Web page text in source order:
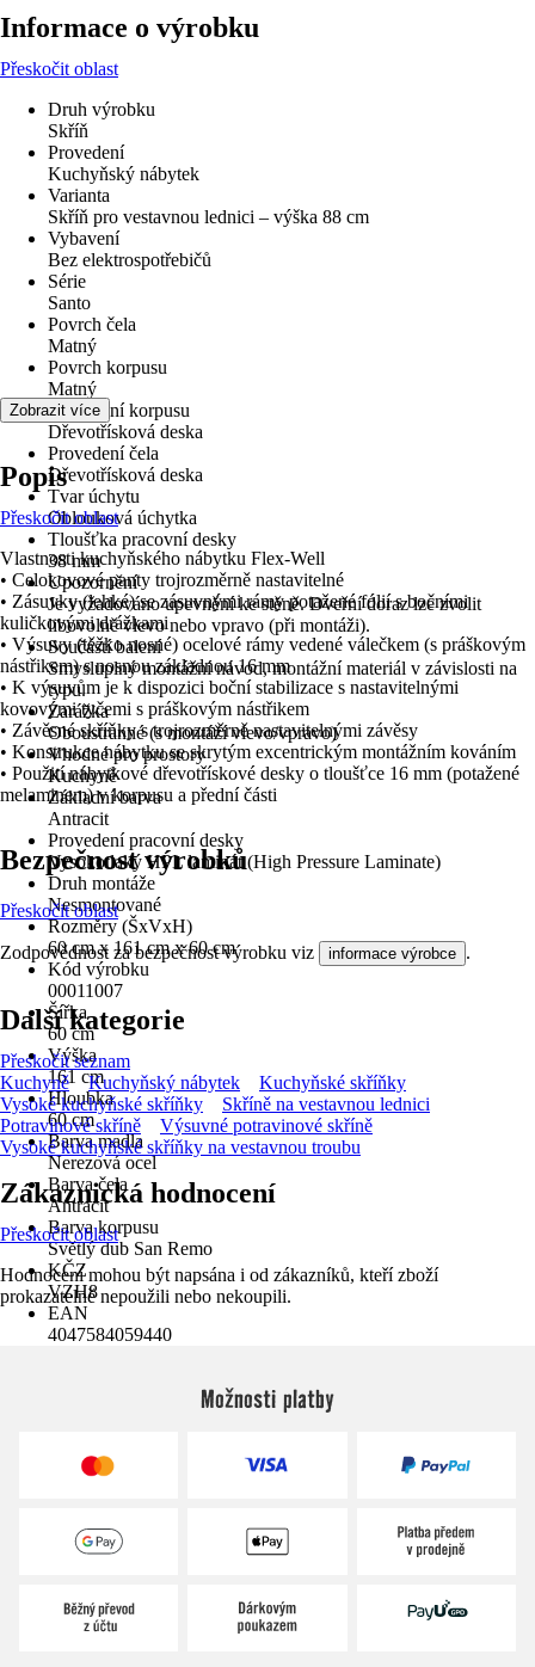
Informace o výrobku
Přeskočit oblast
Druh výrobku
Skříň
Provedení
Kuchyňský nábytek
Varianta
Skříň pro vestavnou lednici – výška 88 cm
Vybavení
Bez elektrospotřebičů
Série
Santo
Povrch čela
Matný
Povrch korpusu
Matný
Provedení korpusu
Dřevotřísková deska
Provedení čela
Dřevotřísková deska
Tvar úchytu
Oblouková úchytka
Tloušťka pracovní desky
38 mm
Upozornění
Je vyžadováno upevnění ke stěně. Dveřní doraz lze zvolit
libovolně vlevo nebo vpravo (při montáži).
Součástí balení
Smysluplný montážní návod, montážní materiál v závislosti na
typu.
Zarážka
Oboustranné (s montáží vlevo/vpravo)
Vhodné pro prostory
Kuchyně
Základní barva
Antracit
Provedení pracovní desky
Vysokotlaký HPL laminát (High Pressure Laminate)
Druh montáže
Nesmontované
Rozměry (ŠxVxH)
60 cm x 161 cm x 60 cm
Kód výrobku
00011007
Šířka
60 cm
Výška
161 cm
Hloubka
60 cm
Barva madla
Nerezová ocel
Barva čela
Antracit
Barva korpusu
Světlý dub San Remo
KČZ
VZH8
EAN
4047584059440
Zobrazit více
Popis
Přeskočit oblast
Vlastnosti kuchyňského nábytku Flex-Well
• Celokovové panty trojrozměrně nastavitelné
• Zásuvky (lehké) se zásuvnými rámy potažené fólií s bočními
kuličkovými drážkami
• Výsuvy (těžko nosné) ocelové rámy vedené válečkem (s práškovým
nástřikem) s nosnou základnou 16 mm
• K výsuvům je k dispozici boční stabilizace s nastavitelnými
kovovými tyčemi s práškovým nástřikem
• Závěsné skříňky s trojrozměrně nastavitelnými závěsy
• Konstrukce nábytku se skrytým excentrickým montážním kováním
• Použití nábytkové dřevotřískové desky o tloušťce 16 mm (potažené
melaminem) v korpusu a přední části
Bezpečnost výrobků
Přeskočit oblast
Zodpovědnost za bezpečnost výrobku viz informace výrobce .
Další kategorie
Přeskočit seznam
Kuchyně
Kuchyňský nábytek
Kuchyňské skříňky
Vysoké kuchyňské skříňky
Skříně na vestavnou lednici
Potravinové skříně
Výsuvné potravinové skříně
Vysoké kuchyňské skříňky na vestavnou troubu
Zákaznická hodnocení
Přeskočit oblast
Hodnocení mohou být napsána i od zákazníků, kteří zboží
prokazatelně nepoužili nebo nekoupili.
Možnosti platby